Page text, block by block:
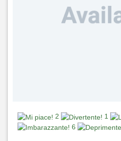
2 1
6